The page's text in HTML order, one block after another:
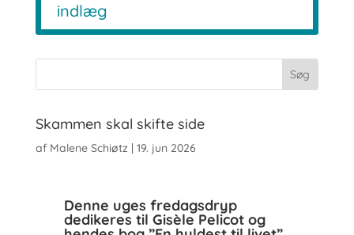
indlæg
Skammen skal skifte side
af Malene Schiøtz | 19. jun 2026
Denne uges fredagsdryp
dedikeres til Gisèle Pelicot og